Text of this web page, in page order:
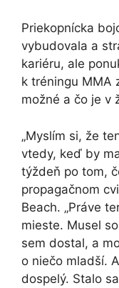
Priekopnícka
vybudovala a
kariéru, ale
k tréningu MMA
možné a čo je v
„Myslím si, že
vtedy, keď by
týždeň po tom,
propagačnom
Beach. „Práve
mieste. Musel
sem dostal, a
o niečo mladší.
dospelý. Stalo